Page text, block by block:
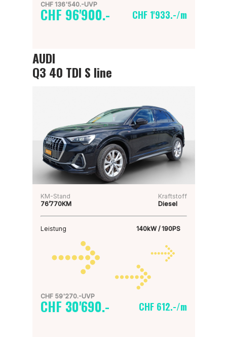
CHF 136'540.-UVP
CHF 96'900.- CHF 1'933.-/m
AUDI
Q3 40 TDI S line
KM-Stand
76’770KM
Kraftstoff
Diesel
Leistung 140kW / 190PS
CHF 59'270.-UVP
CHF 30'690.- CHF 612.-/m